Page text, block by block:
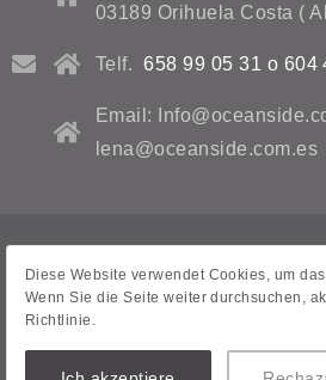
03189 Orihuela Costa (
Telf. 658 99 05 31 o 604
Email:
lena@oceanside.com.es
Datenschutzrichtlinie
Rechtliche Hinweise
Kontaktformular
Diese Website verwendet Cookies, um
Wenn Sie die Seite weiter durchsuchen,
Richtlinie.